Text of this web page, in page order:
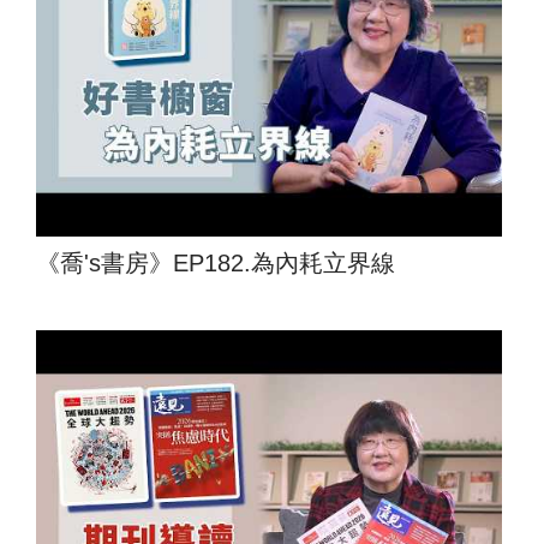
《喬's書房》EP182.為內耗立界線